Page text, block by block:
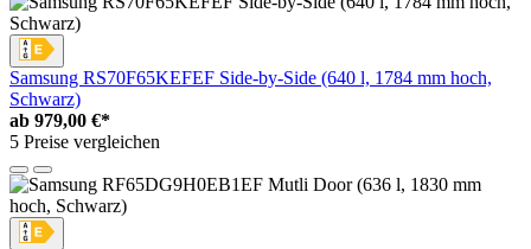
Samsung RS70F65KEFEF Side-by-Side (640 l, 1784 mm hoch,
Schwarz)
ab 979,00 €*
5 Preise vergleichen